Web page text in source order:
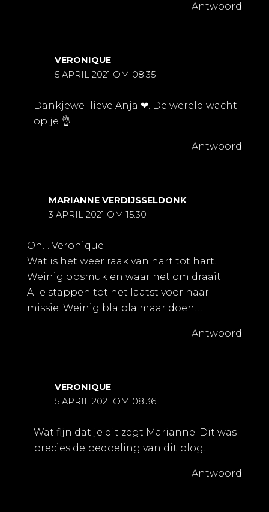
Antwoord
VERONIQUE
5 APRIL 2021 OM 08:35
Dankjewel lieve Anja ❤. De wereld wacht
op je 👌
Antwoord
MARIANNE VERDIJSSELDONK
3 APRIL 2021 OM 15:30
Oh… Veronique
Wat is het weer raak van hart tot hart.
Weinig opsmuk en waar het om draait.
Alle stappen tot het laatst voor haar
missie. Weinig bla bla maar doen!!!
Antwoord
VERONIQUE
5 APRIL 2021 OM 08:36
Wat fijn dat je dit zegt Marianne. Dit was
precies de bedoeling van dit blog.
Antwoord